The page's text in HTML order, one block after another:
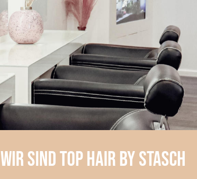
Wir sind Top Hair by Stasch